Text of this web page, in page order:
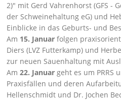
2) mit Gerd Vahrenhorst (GFS -
der Schweinehaltung eG) und
Einblicke in das Geburts- und
Am 15. Januar folgen
Diers (LVZ Futterkamp) und
zur neuen Sauenhaltung mit
Am22. Januar geht es um PRRS
Praxisfällen und deren
Hellenschmidt und Dr. Jochen